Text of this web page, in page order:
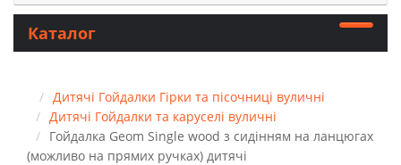
Каталог
Дитячі Гойдалки Гірки та пісочниці вуличні
Дитячі Гойдалки та каруселі вуличні
Гойдалка Geom Single wood з сидінням на ланцюгах
(можливо на прямих ручках) дитячі